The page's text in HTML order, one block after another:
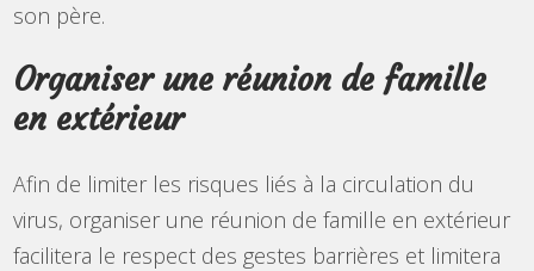
son père.
Organiser une réunion de famille
en extérieur
Afin de limiter les risques liés à la circulation du
virus, organiser une réunion de famille en extérieur
facilitera le respect des gestes barrières et limitera